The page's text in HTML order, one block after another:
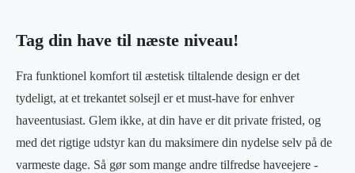
Tag din have til næste niveau!
Fra funktionel komfort til æstetisk tiltalende design er det
tydeligt, at et trekantet solsejl er et must-have for enhver
haveentusiast. Glem ikke, at din have er dit private fristed, og
med det rigtige udstyr kan du maksimere din nydelse selv på de
varmeste dage. Så gør som mange andre tilfredse haveejere -